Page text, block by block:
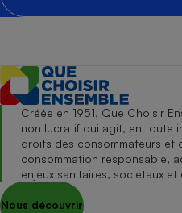
Créée en 1951, Que Choisir
non lucratif qui agit, en toute
droits des consommateurs et
consommation responsable,
enjeux sanitaires, sociétaux et
Nous découvrir